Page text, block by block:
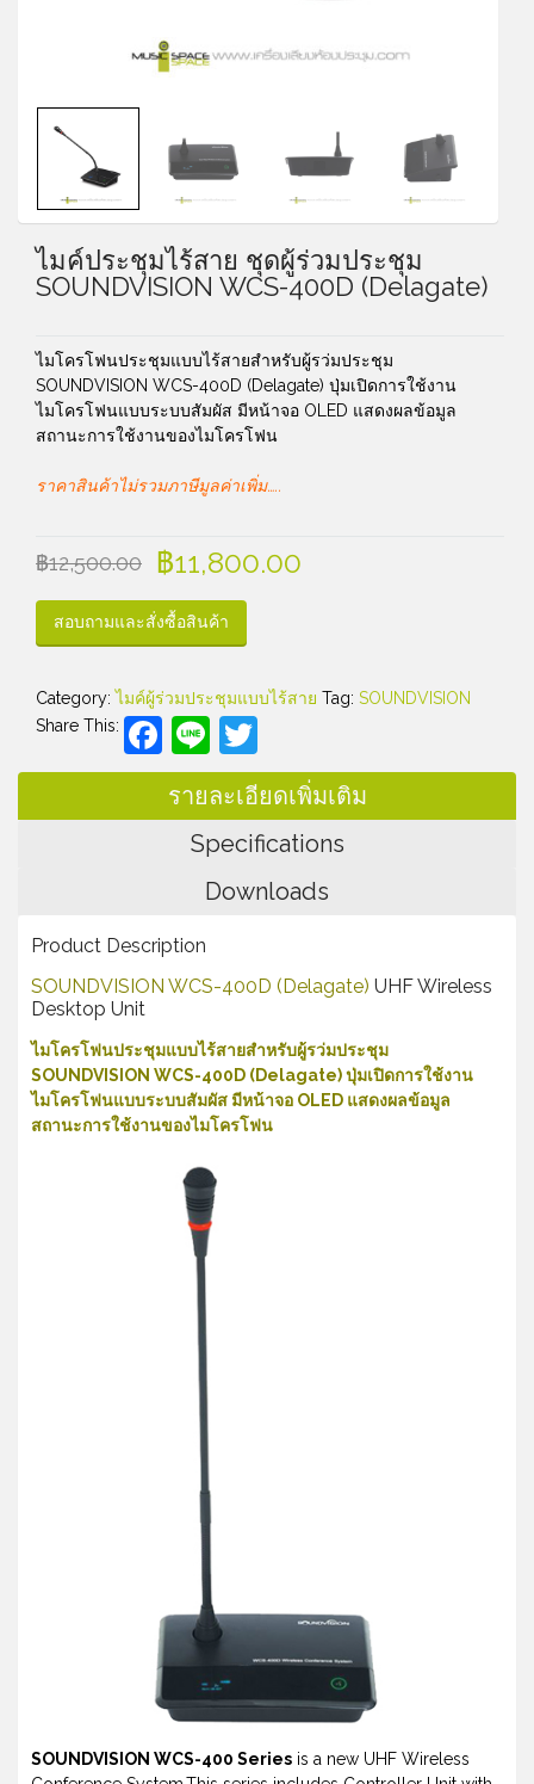
ไมค์ประชุมไร้สาย ชุดผู้ร่วมประชุม
SOUNDVISION WCS-400D (Delagate)
ไมโครโฟนประชุมแบบไร้สายสำหรับผู้รว่มประชุม
SOUNDVISION WCS-400D (Delagate) ปุ่มเปิดการใช้งาน
ไมโครโฟนแบบระบบสัมผัส มีหน้าจอ OLED แสดงผลข้อมูล
สถานะการใช้งานของไมโครโฟน
ราคาสินค้าไม่รวมภาษีมูลค่าเพิ่ม…..
฿12,500.00 ฿11,800.00
สอบถามและสั่งซื้อสินค้า
Category:ไมค์ผู้ร่วมประชุมแบบไร้สาย Tag: SOUNDVISION
Share This:
Facebook
Line
รายละเอียดเพิ่มเติม
Specifications
Downloads
Product Description
SOUNDVISION WCS-400D (Delagate) UHF Wireless
Desktop Unit
ไมโครโฟนประชุมแบบไร้สายสำหรับผู้รว่มประชุม
SOUNDVISION WCS-400D (Delagate) ปุ่มเปิดการใช้งาน
ไมโครโฟนแบบระบบสัมผัส มีหน้าจอ OLED แสดงผลข้อมูล
สถานะการใช้งานของไมโครโฟน
SOUNDVISION WCS-400 Series is a new UHF Wireless